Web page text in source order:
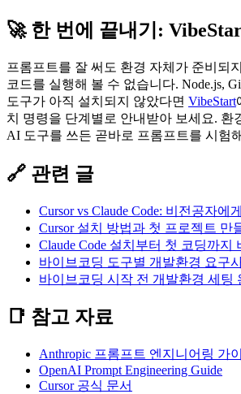
🚀 한 번에 끝내기:
프롬프트를 잘 써도 환경 자체가 준비되
코드를 실행해 볼 수 없습니다. Node.js,
도구가 아직 설치되지 않았다면 VibeStart
치 명령을 단계별로 안내받아 보세요. 환
AI 도구를 쓰든 곧바로 프롬프트를 시험
🔗 관련 글
Cursor vs Claude Code: 비전공자에
Cursor 설치 방법과 첫 프로젝트 만
Claude Code 설치부터 첫 코딩까지
바이브코딩 도구별 개발환경 요구
바이브코딩 시작 전 개발환경 세팅
📑 참고 자료
Anthropic 프롬프트 엔지니어링 가
OpenAI Prompt Engineering Guide
Cursor 공식 문서